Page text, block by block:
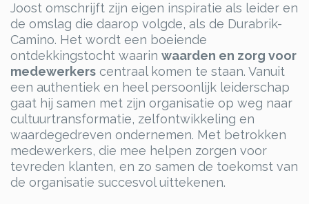
Joost omschrijft zijn eigen inspiratie als leider en
de omslag die daarop volgde, als de Durabrik-
Camino. Het wordt een boeiende
ontdekkingstocht waarin waarden en zorg voor
medewerkers centraal komen te staan. Vanuit
een authentiek en heel persoonlijk leiderschap
gaat hij samen met zijn organisatie op weg naar
cultuurtransformatie, zelfontwikkeling en
waardegedreven ondernemen. Met betrokken
medewerkers, die mee helpen zorgen voor
tevreden klanten, en zo samen de toekomst van
de organisatie succesvol uittekenen.